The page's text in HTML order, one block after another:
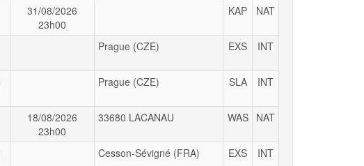
31/08/2026
23h00
KAP NAT
Prague (CZE) EXS INT
Prague (CZE) SLA INT
18/08/2026
23h00
33680 LACANAU WAS NAT
Cesson-Sévigné (FRA) EXS INT